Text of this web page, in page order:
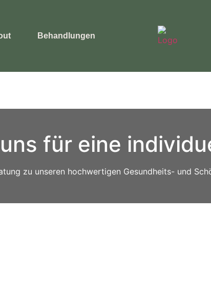
Behandlungen
für eine
zu unseren hochwertigen Gesundheits- und